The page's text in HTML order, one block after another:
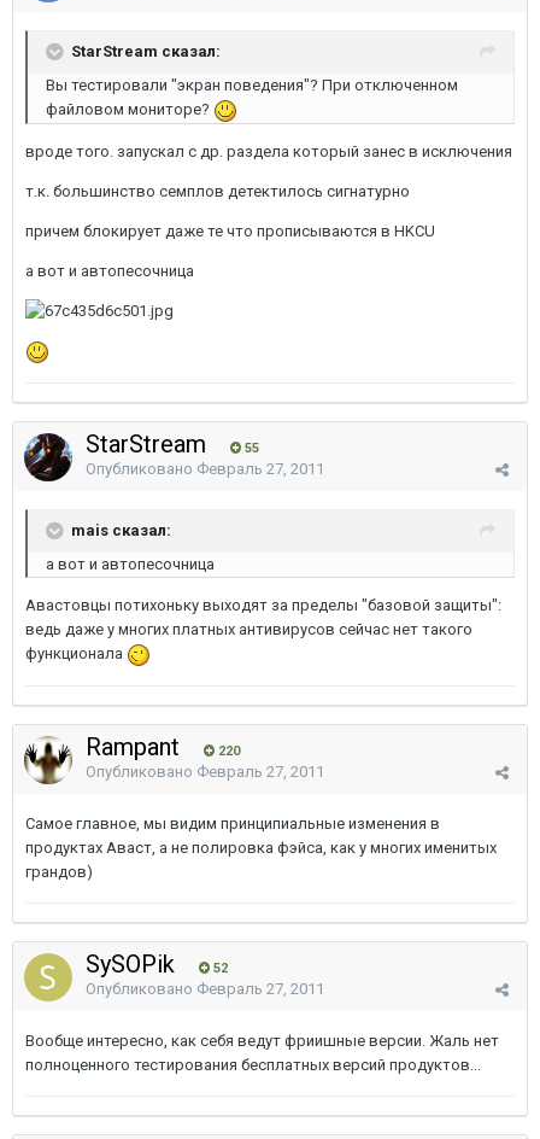
StarStream сказал:
Вы тестировали "экран поведения"? При отключенном
файловом мониторе?
вроде того. запускал с др. раздела который занес в исключения
т.к. большинство семплов детектилось сигнатурно
причем блокирует даже те что прописываются в HKCU
а вот и автопесочница
StarStream 55
Опубликовано Февраль 27, 2011
mais сказал:
а вот и автопесочница
Авастовцы потихоньку выходят за пределы "базовой защиты":
ведь даже у многих платных антивирусов сейчас нет такого
функционала
Rampant 220
Опубликовано Февраль 27, 2011
Самое главное, мы видим принципиальные изменения в
продуктах Аваст, а не полировка фэйса, как у многих именитых
грандов)
SySOPik 52
Опубликовано Февраль 27, 2011
Вообще интересно, как себя ведут фриишные версии. Жаль нет
полноценного тестирования бесплатных версий продуктов...